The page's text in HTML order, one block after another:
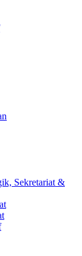
Sekretariat &